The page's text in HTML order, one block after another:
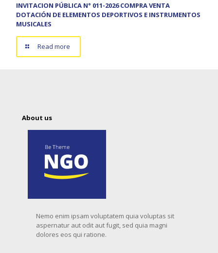
INVITACION PÚBLICA N° 011-2026 COMPRA VENTA
DOTACIÓN DE ELEMENTOS DEPORTIVOS E INSTRUMENTOS
MUSICALES
Read more
About us
Nemo enim ipsam voluptatem quia voluptas sit
aspernatur aut odit aut fugit, sed quia magni
dolores eos qui ratione.